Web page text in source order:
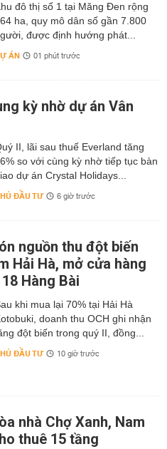
đô thị số 1 tại Măng Đen rộng
ha, quy mô dân số gần 7.800
được định hướng phát...
ÁN 01 phút trước
kỳ nhờ dự án Vân
II, lãi sau thuế Everland tăng
so với cùng kỳ nhờ tiếp tục bàn
dự án Crystal Holidays...
ĐẦU TƯ 6 giờ trước
nguồn thu đột biến
Hải Hà, mở cửa hàng
Hàng Bài
khi mua lại 70% tại Hải Hà
doanh thu OCH ghi nhận
đột biến trong quý II, đồng...
ĐẦU TƯ 10 giờ trước
nhà Chợ Xanh, Nam
thuê 15 tầng